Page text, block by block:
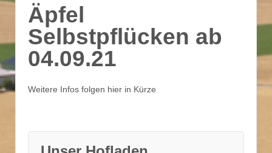
Äpfel
Selbstpflücken ab
04.09.21
Weitere Infos folgen hier in Kürze